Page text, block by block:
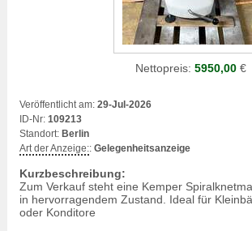
Nettopreis: 5950,00€
Veröffentlicht am: 29-Jul-2026
ID-Nr: 109213
Standort: Berlin
Art der Anzeige:: Gelegenheitsanzeige
Kurzbeschreibung:
Zum Verkauf steht eine Kemper
in hervorragendem Zustand. Ideal für
oder Konditore